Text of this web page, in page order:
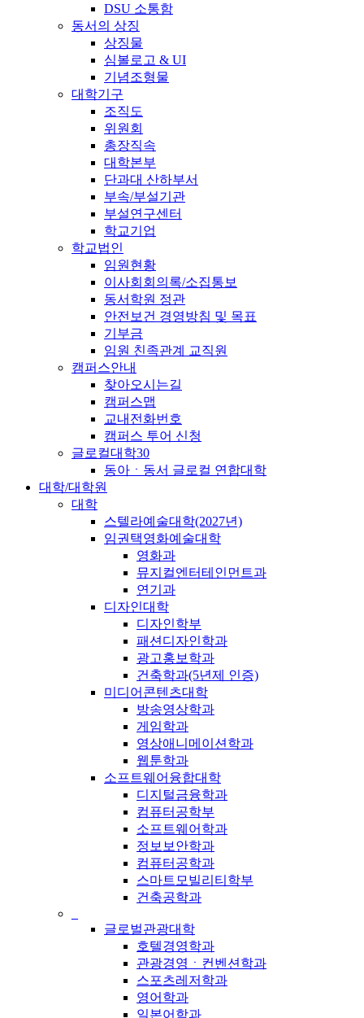
DSU 소통함
동서의 상징
상징물
심볼로고 & UI
기념조형물
대학기구
조직도
위원회
총장직속
대학본부
단과대 산하부서
부속/부설기관
부설연구센터
학교기업
학교법인
임원현황
이사회회의록/소집통보
동서학원 정관
안전보건 경영방침 및 목표
기부금
임원 친족관계 교직원
캠퍼스안내
찾아오시는길
캠퍼스맵
교내전화번호
캠퍼스 투어 신청
글로컬대학30
동아ㆍ동서 글로컬 연합대학
대학/대학원
대학
스텔라예술대학(2027년)
임권택영화예술대학
영화과
뮤지컬엔터테인먼트과
연기과
디자인대학
디자인학부
패션디자인학과
광고홍보학과
건축학과(5년제 인증)
미디어콘텐츠대학
방송영상학과
게임학과
영상애니메이션학과
웹툰학과
소프트웨어융합대학
디지털금융학과
컴퓨터공학부
소프트웨어학과
정보보안학과
컴퓨터공학과
스마트모빌리티학부
건축공학과
글로벌관광대학
호텔경영학과
관광경영ㆍ컨벤션학과
스포츠레저학과
영어학과
일본어학과